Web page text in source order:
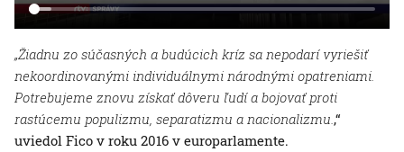
„Žiadnu zo súčasných a budúcich kríz sa nepodarí vyriešiť
nekoordinovanými individuálnymi národnými opatreniami.
Potrebujeme znovu získať dôveru ľudí a bojovať proti
rastúcemu populizmu, separatizmu a nacionalizmu.,“
uviedol Fico v roku 2016 v europarlamente.